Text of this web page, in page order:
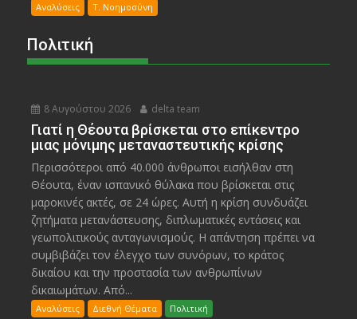
Αναλύσεις Τ. Νοημοσύνη
Πολιτική
8 Αυγούστου 2026 delta team
Γιατί η Θέουτα βρίσκεται στο επίκεντρο
μιας μόνιμης μεταναστευτικής κρίσης
Περισσότεροι από 40.000 άνθρωποι εισήλθαν στη
Θέουτα, έναν ισπανικό θύλακα που βρίσκεται στις
μαροκινές ακτές, σε 24 ώρες. Αυτή η κρίση συνδυάζει
ζητήματα μετανάστευσης, διπλωματικές εντάσεις και
γεωπολιτικούς ανταγωνισμούς. Η απάντηση πρέπει να
συμβιβάζει τον έλεγχο των συνόρων, το κράτος
δικαίου και την προστασία των ανθρωπίνων
δικαιωμάτων. Από...
Αναλύσεις Διεθνή Θέματα Πολιτική